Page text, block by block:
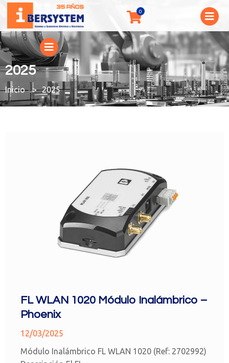
2025
You are here:
2025
FL WLAN 1020 Módulo Inalámbrico –
Phoenix
12/03/2025
Módulo Inalámbrico FL WLAN 1020 (Ref: 2702992)